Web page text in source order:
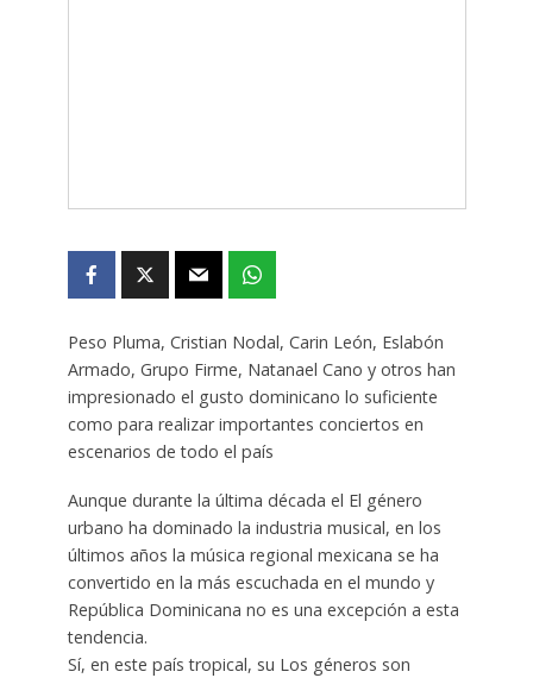
Peso Pluma, Cristian Nodal, Carin León, Eslabón
Armado, Grupo Firme, Natanael Cano y otros han
impresionado el gusto dominicano lo suficiente
como para realizar importantes conciertos en
escenarios de todo el país
Aunque durante la última década el El género
urbano ha dominado la industria musical, en los
últimos años la música regional mexicana se ha
convertido en la más escuchada en el mundo y
República Dominicana no es una excepción a esta
tendencia.
Sí, en este país tropical, su Los géneros son